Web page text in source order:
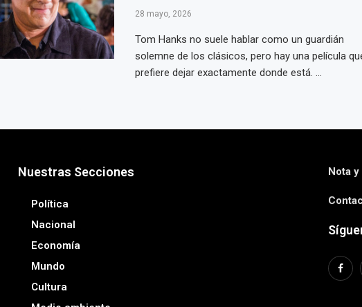
28 mayo, 2026
Tom Hanks no suele hablar como un guardián
solemne de los clásicos, pero hay una película
prefiere dejar exactamente donde está. ...
Nuestras Secciones
Política
Nacional
Economía
Mundo
Cultura
Nota y